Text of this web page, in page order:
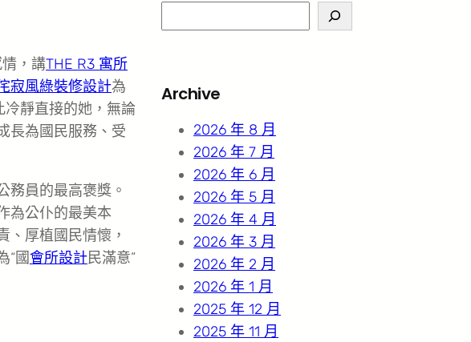
，講THE R3 寓所
寂風綠裝修設計為
冷靜直接的她，無論
長為國民服務、受
務員的最高褒獎。
為公仆的最美本
、厚植國民情懷，
“國會所設計民滿意”
e
c
Archive
2026 年 8 月
2026 年 7 月
2026 年 6 月
2026 年 5 月
2026 年 4 月
2026 年 3 月
2026 年 2 月
2026 年 1 月
2025 年 12 月
2025 年 11 月